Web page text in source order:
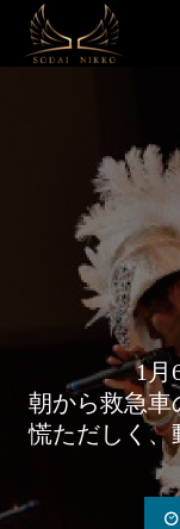
:
:
inclusion
/home/stakure/nikko-
1月
朝から救急車
慌ただしく、